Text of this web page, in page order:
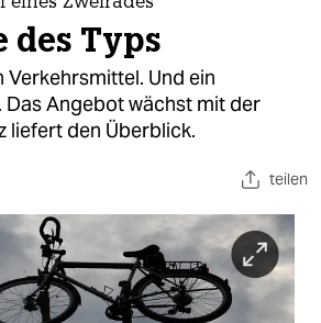
des Typs
Verkehrsmittel. Und ein
Angebot wächst mit der
liefert den Überblick.
teilen